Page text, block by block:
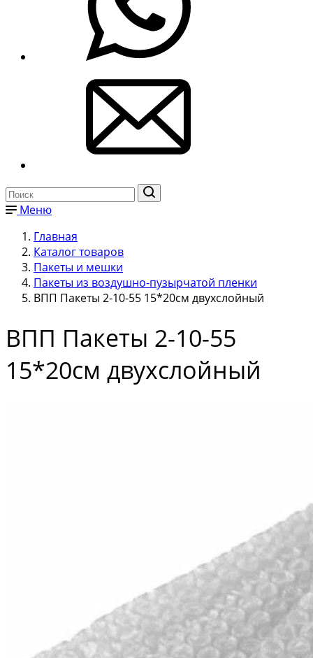
Меню
Главная
Каталог товаров
Пакеты и мешки
Пакеты из воздушно-пузырчатой пленки
ВПП Пакеты 2-10-55 15*20см двухслойный
ВПП Пакеты 2-10-55
15*20см двухслойный